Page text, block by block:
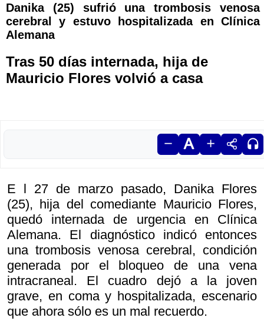
Danika (25) sufrió una trombosis venosa
cerebral y estuvo hospitalizada en Clínica
Alemana
Tras 50 días internada, hija de
Mauricio Flores volvió a casa
E l 27 de marzo pasado, Danika Flores
(25), hija del comediante Mauricio Flores,
quedó internada de urgencia en Clínica
Alemana. El diagnóstico indicó entonces
una trombosis venosa cerebral, condición
generada por el bloqueo de una vena
intracraneal. El cuadro dejó a la joven
grave, en coma y hospitalizada, escenario
que ahora sólo es un mal recuerdo.